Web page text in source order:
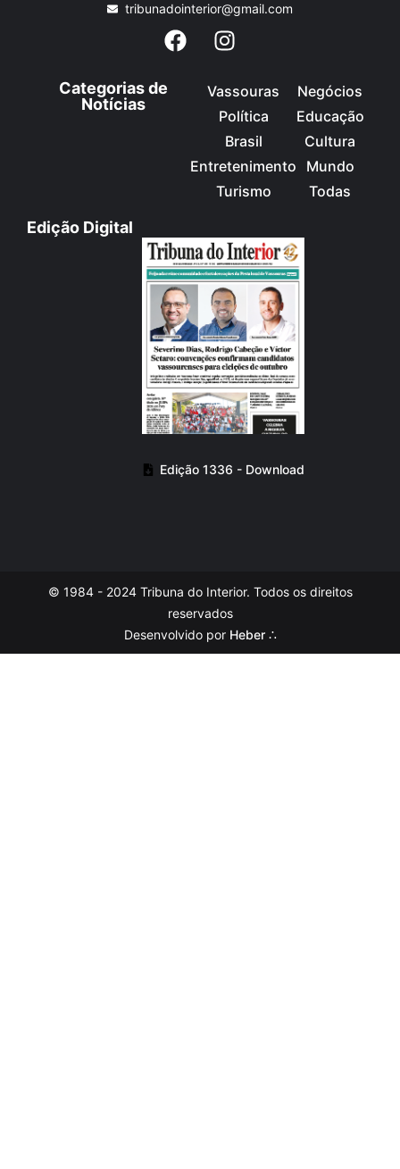
tribunadointerior@gmail.com
Categorias de
Notícias
Vassouras
Política
Brasil
Entretenimento
Turismo
Negócios
Educação
Cultura
Mundo
Todas
Edição Digital
Edição 1336 - Download
© 1984 - 2024 Tribuna do Interior. Todos os direitos
reservados
Desenvolvido por Heber ∴